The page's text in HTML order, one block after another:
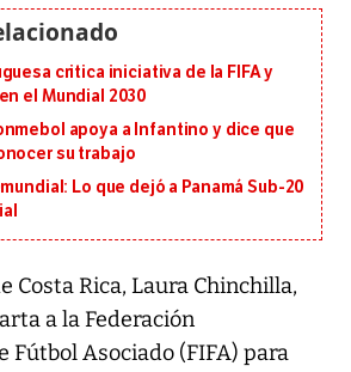
critica iniciativa de la FIFA y
el Mundial 2030
apoya a Infantino y dice que
su trabajo
Lo que dejó a Panamá Sub-20
Costa Rica, Laura Chinchilla,
a la Federación
Fútbol Asociado (FIFA) para